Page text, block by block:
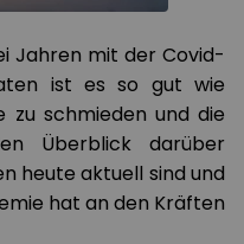
Jahren mit der Covid-
ist es so gut wie
zu schmieden und die
Überblick darüber
heute aktuell sind und
hat an den Kräften